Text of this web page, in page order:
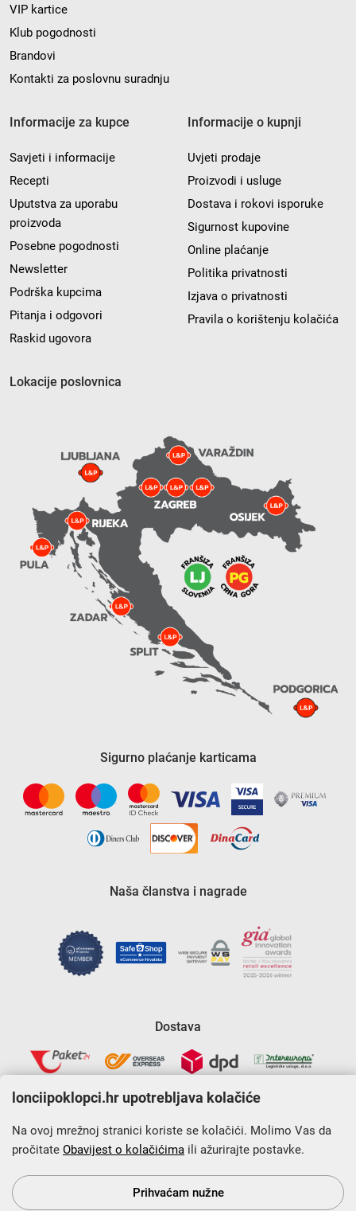
VIP kartice
Klub pogodnosti
Brandovi
Kontakti za poslovnu suradnju
Informacije za kupce
Savjeti i informacije
Recepti
Uputstva za uporabu
proizvoda
Posebne pogodnosti
Newsletter
Podrška kupcima
Pitanja i odgovori
Raskid ugovora
Informacije o kupnji
Uvjeti prodaje
Proizvodi i usluge
Dostava i rokovi isporuke
Sigurnost kupovine
Online plaćanje
Politika privatnosti
Izjava o privatnosti
Pravila o korištenju kolačića
Lokacije poslovnica
Sigurno plaćanje karticama
Naša članstva i nagrade
Dostava
Krajnji primatelj financijskog instrumenta sufinanciranog iz
Europskog fonda za regionalni razvoj u sklopu Operativnog
programa „Konkurentnost i kohezija”.
lonciipoklopci.hr upotrebljava kolačiće
Na ovoj mrežnoj stranici koriste se kolačići. Molimo Vas da
pročitate Obavijest o kolačićima ili ažurirajte postavke.
Prihvaćam nužne